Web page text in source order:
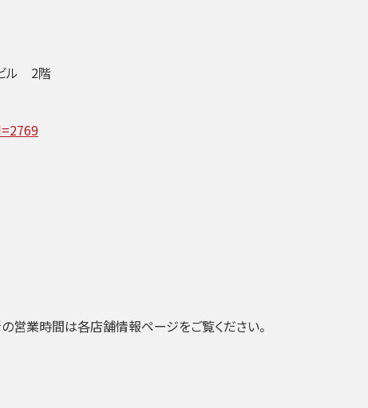
ル 2階
業時間は各店舗情報ページをご覧ください。